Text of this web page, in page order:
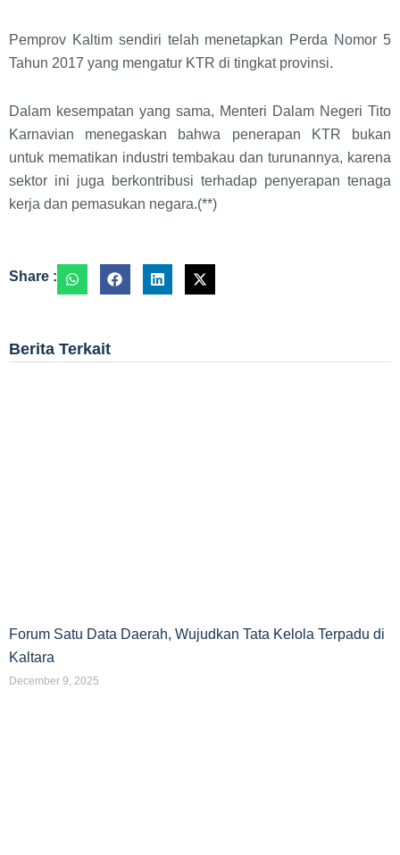
Pemprov Kaltim sendiri telah menetapkan Perda Nomor 5
Tahun 2017 yang mengatur KTR di tingkat provinsi.
Dalam kesempatan yang sama, Menteri Dalam Negeri Tito
Karnavian menegaskan bahwa penerapan KTR bukan
untuk mematikan industri tembakau dan turunannya, karena
sektor ini juga berkontribusi terhadap penyerapan tenaga
kerja dan pemasukan negara.(**)
Share :
Berita Terkait
Forum Satu Data Daerah, Wujudkan Tata Kelola Terpadu di
Kaltara
December 9, 2025